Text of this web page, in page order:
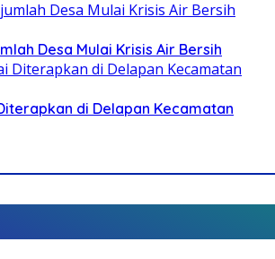
Desa Mulai Krisis Air Bersih
di Delapan Kecamatan